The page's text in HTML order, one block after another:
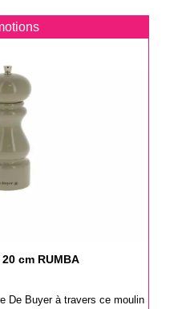
cm RUMBA
De Buyer à travers ce moulin